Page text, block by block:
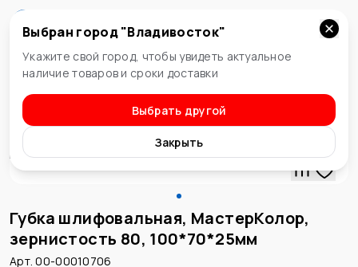
Владивосток
Выбран город "Владивосток"
Укажите свой город, чтобы увидеть актуальное
наличие товаров и сроки доставки
Выбрать другой
Закрыть
Терки ППУ и шлифовальные
Губка шлифовальная, МастерКолор,
зернистость 80, 100*70*25мм
Арт. 00-00010706